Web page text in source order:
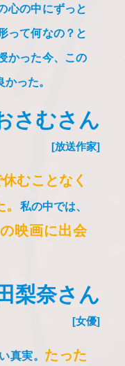
心の中にずっと
って何なの？と
かった今、この
った。
さむさん
[放送作家]
むことなく
私の中では、
映画に出会
梨奈さん
[女優]
真実。 たった